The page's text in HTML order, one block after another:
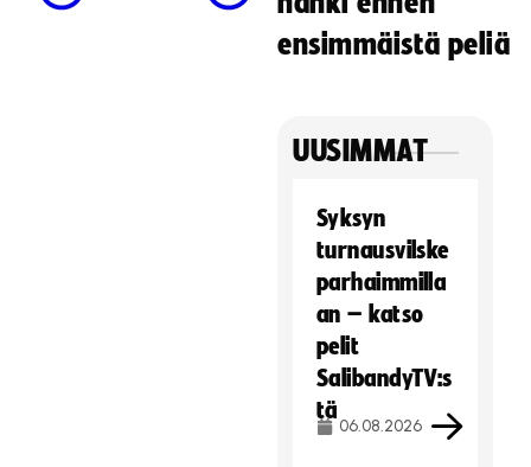
ensimmäistä peliä
UUSIMMAT
Syksyn
turnausvilske
parhaimmilla
an – katso
pelit
SalibandyTV:s
tä
06.08.2026